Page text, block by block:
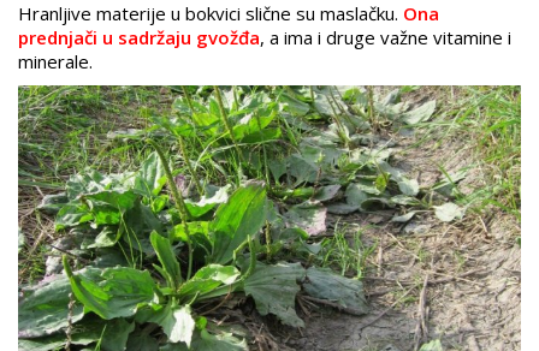
Hranljive materije u bokvici slične su maslačku. Ona
prednjači u sadržaju gvožđa, a ima i druge važne vitamine i
minerale.